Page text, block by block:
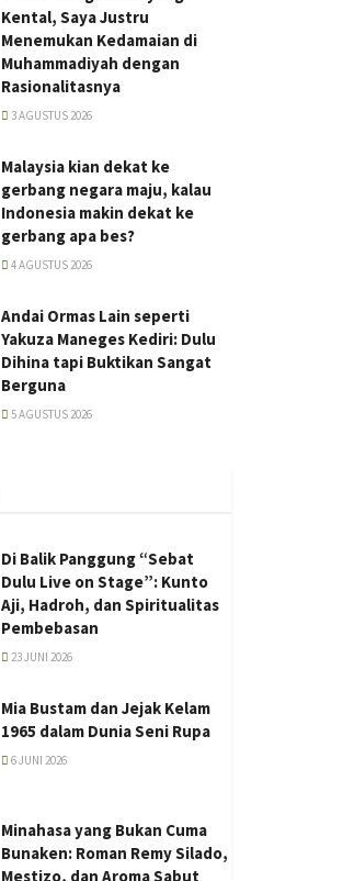
Kental, Saya Justru
Menemukan Kedamaian di
Muhammadiyah dengan
Rasionalitasnya
3 AGUSTUS 2026
Malaysia kian dekat ke
gerbang negara maju, kalau
Indonesia makin dekat ke
gerbang apa bes?
4 AGUSTUS 2026
Andai Ormas Lain seperti
Yakuza Maneges Kediri: Dulu
Dihina tapi Buktikan Sangat
Berguna
5 AGUSTUS 2026
Di Balik Panggung “Sebat
Dulu Live on Stage”: Kunto
Aji, Hadroh, dan Spiritualitas
Pembebasan
23 JUNI 2026
Mia Bustam dan Jejak Kelam
1965 dalam Dunia Seni Rupa
6 JUNI 2026
Minahasa yang Bukan Cuma
Bunaken: Roman Remy Silado,
Mestizo, dan Aroma Sabut